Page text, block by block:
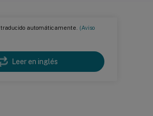
automáticamente. (Aviso
Leer en inglés